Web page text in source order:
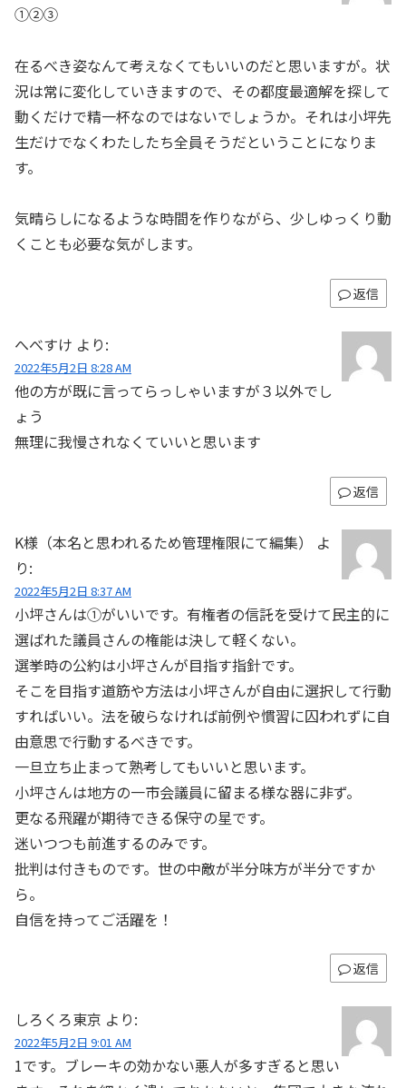
①②③
在るべき姿なんて考えなくてもいいのだと思いますが。状
況は常に変化していきますので、その都度最適解を探して
動くだけで精一杯なのではないでしょうか。それは小坪先
生だけでなくわたしたち全員そうだということになりま
す。
気晴らしになるような時間を作りながら、少しゆっくり動
くことも必要な気がします。
返信
へべすけ より:
2022年5月2日 8:28 AM
他の方が既に言ってらっしゃいますが３以外でし
ょう
無理に我慢されなくていいと思います
返信
K様（本名と思われるため管理権限にて編集）
よ
り:
2022年5月2日 8:37 AM
小坪さんは①がいいです。有権者の信託を受けて民主的に
選ばれた議員さんの権能は決して軽くない。
選挙時の公約は小坪さんが目指す指針です。
そこを目指す道筋や方法は小坪さんが自由に選択して行動
すればいい。法を破らなければ前例や慣習に囚われずに自
由意思で行動するべきです。
一旦立ち止まって熟考してもいいと思います。
小坪さんは地方の一市会議員に留まる様な器に非ず。
更なる飛躍が期待できる保守の星です。
迷いつつも前進するのみです。
批判は付きものです。世の中敵が半分味方が半分ですか
ら。
自信を持ってご活躍を！
返信
しろくろ東京 より:
2022年5月2日 9:01 AM
1です。ブレーキの効かない悪人が多すぎると思い